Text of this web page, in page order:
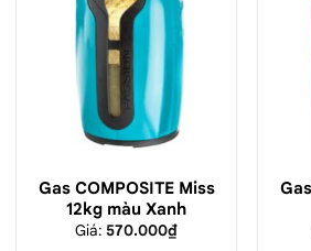
Gas COMPOSITE Miss
12kg màu Xanh
Giá: 570.000₫